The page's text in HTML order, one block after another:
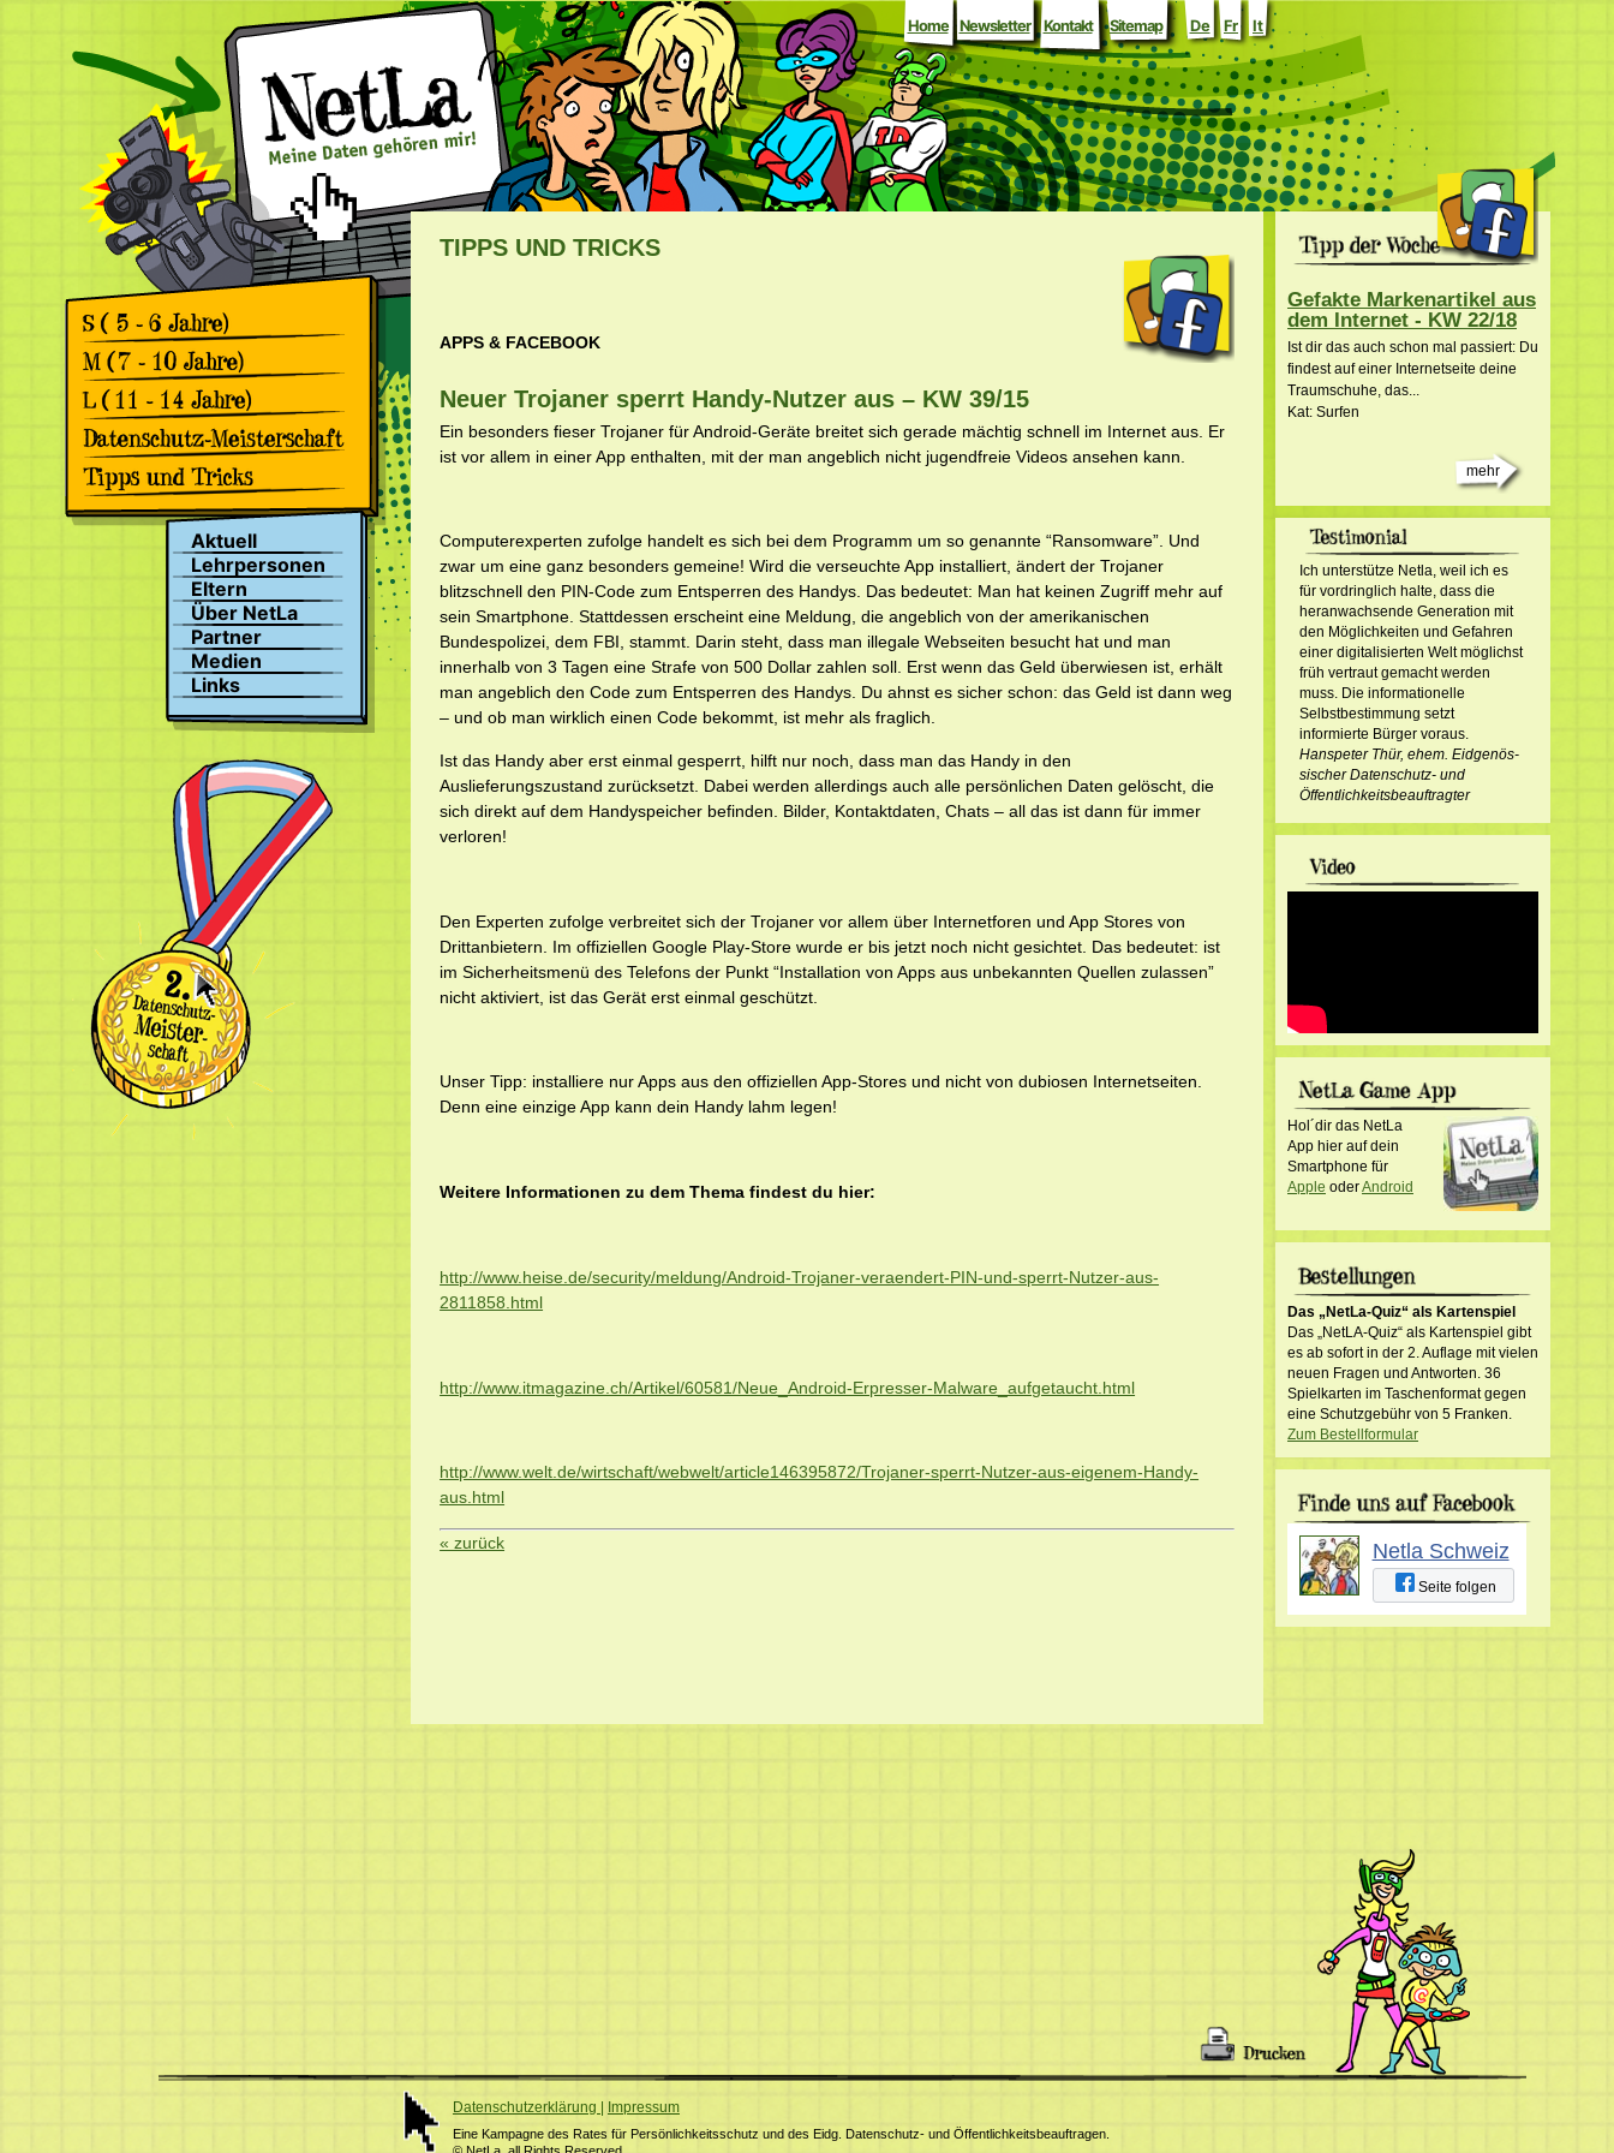
De Fr It
Home Newsletter Kontakt Sitemap
Games
Comics
Games
Comics
Games
Comics
Rückblick 2. Datenschutz-
Meisterschaft
Rückblick 1. Datenschutz-
Meisterschaft
Apps & Facebook
Surfen
Suchen
Aktuell
Lehrpersonen
Eltern
Über NetLa
Partner
Medien
Links
TIPPS UND TRICKS
APPS & FACEBOOK
Neuer Trojaner sperrt Handy-Nutzer aus – KW 39/15
Ein besonders fieser Trojaner für Android-Geräte breitet sich gerade mächtig schnell im Internet aus. Er
ist vor allem in einer App enthalten, mit der man angeblich nicht jugendfreie Videos ansehen kann.
Computerexperten zufolge handelt es sich bei dem Programm um so genannte “Ransomware”. Und
zwar um eine ganz besonders gemeine! Wird die verseuchte App installiert, ändert der Trojaner
blitzschnell den PIN-Code zum Entsperren des Handys. Das bedeutet: Man hat keinen Zugriff mehr auf
sein Smartphone. Stattdessen erscheint eine Meldung, die angeblich von der amerikanischen
Bundespolizei, dem FBI, stammt. Darin steht, dass man illegale Webseiten besucht hat und man
innerhalb von 3 Tagen eine Strafe von 500 Dollar zahlen soll. Erst wenn das Geld überwiesen ist, erhält
man angeblich den Code zum Entsperren des Handys. Du ahnst es sicher schon: das Geld ist dann weg
– und ob man wirklich einen Code bekommt, ist mehr als fraglich.
Ist das Handy aber erst einmal gesperrt, hilft nur noch, dass man das Handy in den
Auslieferungszustand zurücksetzt. Dabei werden allerdings auch alle persönlichen Daten gelöscht, die
sich direkt auf dem Handyspeicher befinden. Bilder, Kontaktdaten, Chats – all das ist dann für immer
verloren!
Den Experten zufolge verbreitet sich der Trojaner vor allem über Internetforen und App Stores von
Drittanbietern. Im offiziellen Google Play-Store wurde er bis jetzt noch nicht gesichtet. Das bedeutet: ist
im Sicherheitsmenü des Telefons der Punkt “Installation von Apps aus unbekannten Quellen zulassen”
nicht aktiviert, ist das Gerät erst einmal geschützt.
Unser Tipp: installiere nur Apps aus den offiziellen App-Stores und nicht von dubiosen Internetseiten.
Denn eine einzige App kann dein Handy lahm legen!
Weitere Informationen zu dem Thema findest du hier:
http://www.heise.de/security/meldung/Android-Trojaner-veraendert-PIN-und-sperrt-Nutzer-aus-
2811858.html
http://www.itmagazine.ch/Artikel/60581/Neue_Android-Erpresser-Malware_aufgetaucht.html
http://www.welt.de/wirtschaft/webwelt/article146395872/Trojaner-sperrt-Nutzer-aus-eigenem-Handy-
aus.html
« zurück
Gefakte Markenartikel aus
dem Internet - KW 22/18
Ist dir das auch schon mal passiert: Du
findest auf einer Internetseite deine
Traumschuhe, das...
Kat: Surfen
mehr
Ich unterstütze Netla, weil ich es
für vordringlich halte, dass die
heranwachsende Generation mit
den Möglichkeiten und Gefahren
einer digitalisierten Welt möglichst
früh vertraut gemacht werden
muss. Die informationelle
Selbstbestimmung setzt
informierte Bürger voraus.
Hanspeter Thür, ehem. Eid­ge­nös­
sisch­er Datenschutz- und
Öffentlichkeitsbeauftragter
Hol´dir das NetLa
App hier auf dein
Smartphone für
Apple oderAndroid
Das „NetLa-Quiz“ als Kartenspiel
Das „NetLA-Quiz“ als Kartenspiel gibt
es ab sofort in der 2. Auflage mit vielen
neuen Fragen und Antworten. 36
Spielkarten im Taschenformat gegen
eine Schutzgebühr von 5 Franken.
Zum Bestellformular
Netla Schweiz
Seite folgen
Datenschutzerklärung | Impressum
Eine Kampagne des Rates für Persönlichkeitsschutz und des Eidg. Datenschutz- und Öffentlichkeitsbeauftragen.